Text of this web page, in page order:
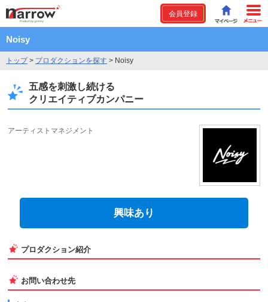
会員登録
Noisy
トップ> プロダクションを探す > Noisy
五感を刺激し続ける
​クリエイティブカンパニー
アーティストマネジメント
興味あり
プロダクション紹介
お問い合わせ先